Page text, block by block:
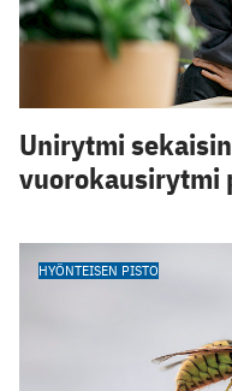
Unirytmi
vuorokausirytmi
HYÖNTEISEN PISTO